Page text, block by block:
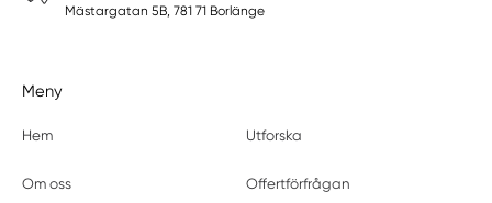
Mästargatan 5B, 781 71 Borlänge
Meny
Hem Utforska
Om oss Offertförfrågan